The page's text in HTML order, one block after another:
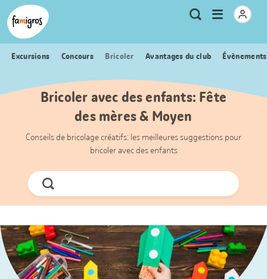
Signets
de
navigation
Header
Logo Métanavigation
RechercheOuvrir
Excursions Concours Bricoler Avantages du club
Bricoler avec des enfants: Fête
des mères & Moyen
Conseils de bricolage créatifs: les meilleures suggestions pour
bricoler avec des enfants
Chercher